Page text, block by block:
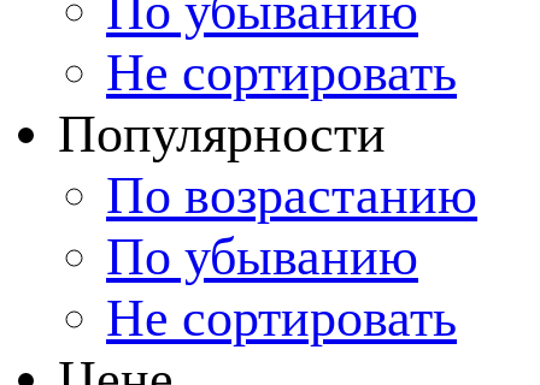
Не сортировать
Популярности
По возрастанию
По убыванию
Не сортировать